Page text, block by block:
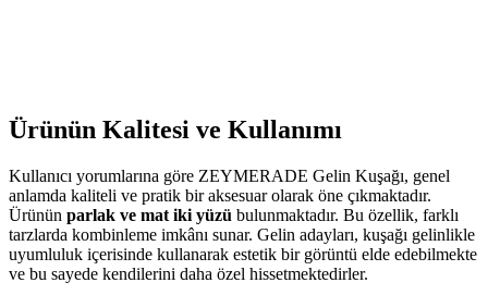
Ürünün Kalitesi ve Kullanımı
Kullanıcı yorumlarına göre ZEYMERADE Gelin Kuşağı, genel
anlamda kaliteli ve pratik bir aksesuar olarak öne çıkmaktadır.
Ürünün parlak ve mat iki yüzü bulunmaktadır. Bu özellik, farklı
tarzlarda kombinleme imkânı sunar. Gelin adayları, kuşağı gelinlikle
uyumluluk içerisinde kullanarak estetik bir görüntü elde edebilmekte
ve bu sayede kendilerini daha özel hissetmektedirler.